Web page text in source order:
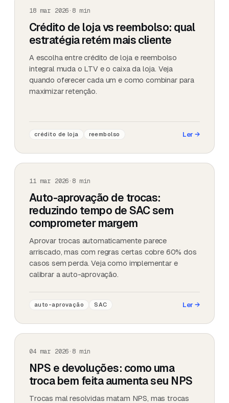
18 mar 2026 · 8min
Crédito de loja vs reembolso: qual
estratégia retém mais cliente
A escolha entre crédito de loja e reembolso
integral muda o LTV e o caixa da loja. Veja
quando oferecer cada um e como combinar para
maximizar retenção.
crédito de loja reembolso Ler→
11 mar 2026 · 8min
Auto-aprovação de trocas:
reduzindo tempo de SAC sem
comprometer margem
Aprovar trocas automaticamente parece
arriscado, mas com regras certas cobre 60% dos
casos sem perda. Veja como implementar e
calibrar a auto-aprovação.
auto-aprovação SAC Ler→
04 mar 2026 · 8min
NPS e devoluções: como uma
troca bem feita aumenta seu NPS
Trocas mal resolvidas matam NPS, mas trocas